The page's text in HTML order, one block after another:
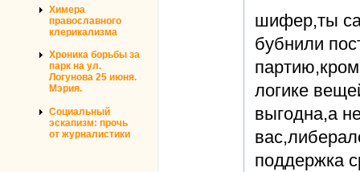
Химера
православного
клерикализма
Хроника борьбы за
парк на ул.
Логунова 25 июня.
Мэрия.
Социальный
эскапизм: прочь
от журналистики
шифер,ты
бубнили
логике
выгодна,а
поддержка